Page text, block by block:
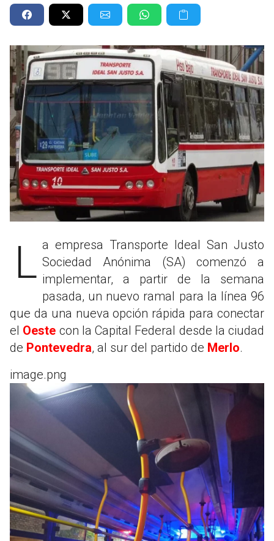
La empresa Transporte Ideal San Justo Sociedad Anónima (SA) comenzó a
implementar, a partir de la semana
pasada, un nuevo ramal para la línea 96
que da una nueva opción rápida para conectar
el Oeste con la Capital Federal desde la ciudad
de Pontevedra, al sur del partido de Merlo.
image.png